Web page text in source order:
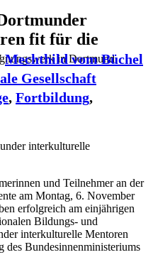
in Dortmund
fit für die
Mechthild vom Büchel
Gesellschaft
, Fortbildung,
und Teilnehmer an der
am Montag, 6. November
erfolgreich am einjährigen
Bildungs- und
interkulturelle Mentoren
des Bundesinnenministeriums